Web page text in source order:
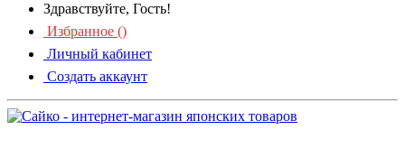
Здравствуйте, Гость!
Избранное ()
Личный кабинет
Создать аккаунт